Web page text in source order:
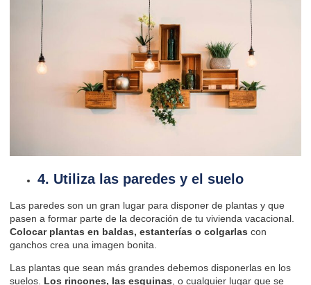
4. Utiliza las paredes y el suelo
Las paredes son un gran lugar para disponer de plantas y que
pasen a formar parte de la decoración de tu vivienda vacacional.
Colocar plantas en baldas, estanterías o colgarlas con
ganchos crea una imagen bonita.
Las plantas que sean más grandes debemos disponerlas en los
suelos. Los rincones, las esquinas , o cualquier lugar que se